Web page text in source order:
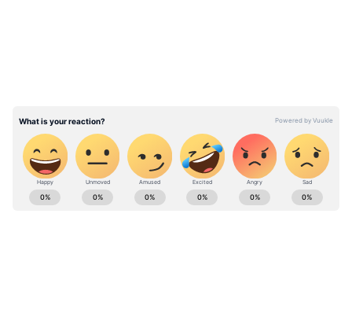
విప్‌ను ఆ ఎమ్మెల్యేలు ఉల్లంఘించారని స్పీకర్ పేర్కొన్నారు.
15 మంది బీజేపీ ఎమ్మెల్యేలను సస్పెండ్ చేసిన తర్వాత
రాష్ట్ర ప్రభుత్వం బడ్జెట్‌ను పాస్ చేసుకుంది.
ABOUT THE AUTHOR